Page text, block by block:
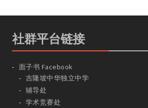
社群平台链接
面子书 Facebook
吉隆坡中华独立中学
辅导处
学术竞赛处